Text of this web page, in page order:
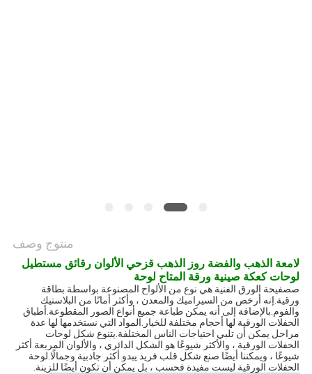
منتوج وصف
لامعة الذهب والفضة روز الذهب قزحي الألوان رقائق مستطيل
لوحات كعكة صينية ورقة المتاح لوحة
صصفيحة الورق الفنية هي نوع من الألواح المصنوعة بواسطة بطاقة
ورقية.إنه أرخص من السيراميك والمعدن ، وأكثر أمانًا من البلاستيك
والفوم.بالإضافة إلى أنه يمكن طباعة جميع أنواع الصور المقطوعة.أطباق
الحفلات الورقية لها أحجام مختلفة للخيار.المواد التي نستخدمها لها عدة
مراحل يمكن أن تلبي احتياجات الناس المختلفة.يتنوع شكل لوحات
الحفلات الورقية ، والأكثر شيوعًا هو الشكل الدائري ، والألوان المربعة أكثر
شيوعًا ، ويمكننا أيضًا صنع شكل قلب فريد يبدو أكثر جاذبية وجمالًا.لوحة
الحفلات الورقية ليست مفيدة فحسب ، بل يمكن أن تكون أيضًا للزينة.